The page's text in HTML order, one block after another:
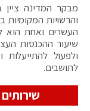
מבקר המדינה
והרשויות
העשרים ואחת הוא
שיעור ההכנסות
ולפעול להתייעלות
לתושבים.